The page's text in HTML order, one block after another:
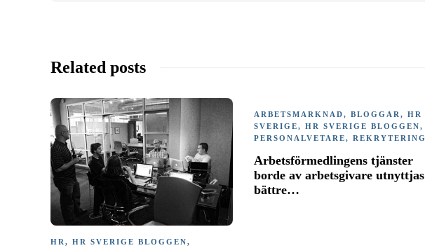
Related posts
HR , HR SVERIGE BLOGGEN,
ARBETSMARKNAD, BLOGGAR , HR
SVERIGE, HR SVERIGE BLOGGEN,
PERSONALVETARE, REKRYTERING
Arbetsförmedlingens tjänster
borde av arbetsgivare utnyttjas
bättre…